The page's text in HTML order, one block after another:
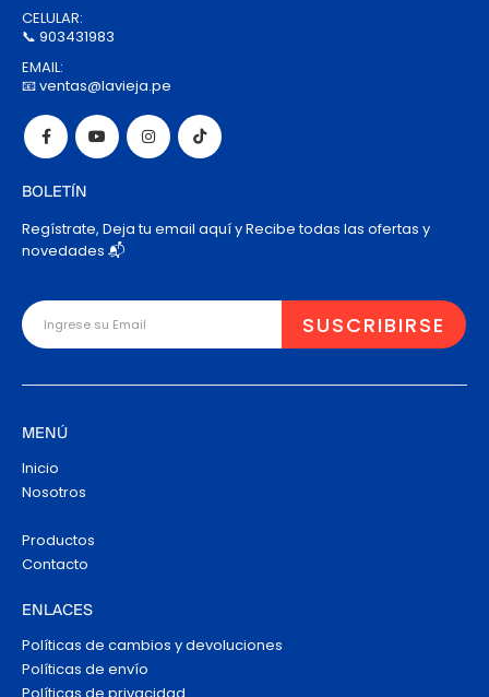
CELULAR:
📞 903431983
EMAIL:
📧 ventas@lavieja.pe
BOLETÍN
Regístrate, Deja tu email aquí y Recibe todas las ofertas y
novedades 📬
MENÚ
Inicio
Nosotros
Productos
Contacto
ENLACES
Políticas de cambios y devoluciones
Políticas de envío